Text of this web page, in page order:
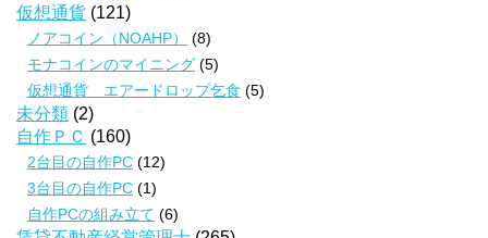
仮想通貨 (121)
ノアコイン（NOAHP）
(8)
モナコインのマイニング (5)
仮想通貨 エアードロップ乞食 (5)
未分類 (2)
自作ＰＣ (160)
2台目の自作PC (12)
3台目の自作PC (1)
自作PCの組み立て (6)